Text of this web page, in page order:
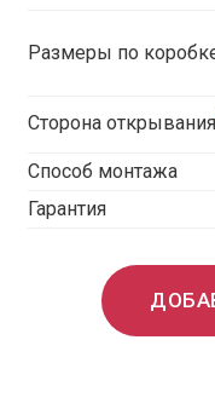
Размеры по
Сторона открывания
Способ монтажа
Гарантия